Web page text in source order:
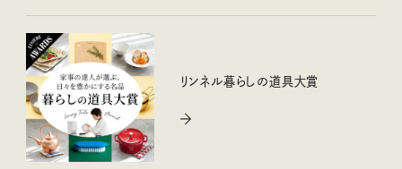
リンネル暮らしの道具大賞